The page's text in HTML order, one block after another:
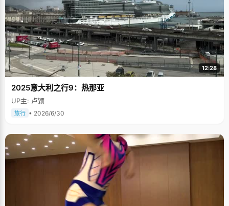
12:28
2025意大利之行9：热那亚
UP主: 卢颖
旅行 • 2026/6/30